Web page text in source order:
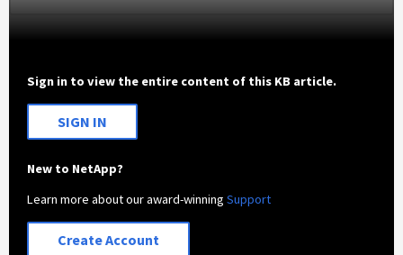
Sign in to view the entire content of this KB article.
SIGN IN
New to NetApp?
Learn more about our award-winningSupport
Create Account